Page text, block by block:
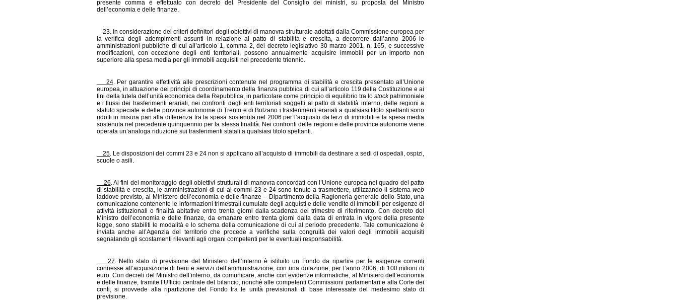
presente comma è effettuato con decreto del Presidente del Consiglio dei ministri, su proposta del Ministro
dell’economia e delle finanze.
23. In considerazione dei criteri definitori degli obiettivi di manovra strutturale adottati dalla Commissione europea per
la verifica degli adempimenti assunti in relazione al patto di stabilità e crescita, a decorrere dall’anno 2006 le
amministrazioni pubbliche di cui all’articolo 1, comma 2, del decreto legislativo 30 marzo 2001, n. 165, e successive
modificazioni, con eccezione degli enti territoriali, possono annualmente acquisire immobili per un importo non
superiore alla spesa media per gli immobili acquisiti nel precedente triennio.
24. Per garantire effettività alle prescrizioni contenute nel programma di stabilità e crescita presentato all’Unione
europea, in attuazione dei princìpi di coordinamento della finanza pubblica di cui all’articolo 119 della Costituzione e ai
fini della tutela dell’unità economica della Repubblica, in particolare come principio di equilibrio tra lostockpatrimoniale
e i flussi dei trasferimenti erariali, nei confronti degli enti territoriali soggetti al patto di stabilità interno, delle regioni a
statuto speciale e delle province autonome di Trento e di Bolzano i trasferimenti erariali a qualsiasi titolo spettanti sono
ridotti in misura pari alla differenza tra la spesa sostenuta nel 2006 per l’acquisto da terzi di immobili e la spesa media
sostenuta nel precedente quinquennio per la stessa finalità. Nei confronti delle regioni e delle province autonome viene
operata un’analoga riduzione sui trasferimenti statali a qualsiasi titolo spettanti.
25. Le disposizioni dei commi 23 e 24 non si applicano all’acquisto di immobili da destinare a sedi di ospedali, ospizi,
scuole o asili.
26. Ai fini del monitoraggio degli obiettivi strutturali di manovra concordati con l’Unione europea nel quadro del patto
di stabilità e crescita, le amministrazioni di cui ai commi 23 e 24 sono tenute a trasmettere, utilizzando il sistemaweb
laddove previsto, al Ministero dell’economia e delle finanze – Dipartimento della Ragioneria generale dello Stato, una
comunicazione contenente le informazioni trimestrali cumulate degli acquisti e delle vendite di immobili per esigenze di
attività istituzionali o finalità abitative entro trenta giorni dalla scadenza del trimestre di riferimento. Con decreto del
Ministro dell’economia e delle finanze, da emanare entro trenta giorni dalla data di entrata in vigore della presente
legge, sono stabiliti le modalità e lo schema della comunicazione di cui al periodo precedente. Tale comunicazione è
inviata anche all’Agenzia del territorio che procede a verifiche sulla congruità dei valori degli immobili acquisiti
segnalando gli scostamenti rilevanti agli organi competenti per le eventuali responsabilità.
27. Nello stato di previsione del Ministero dell’interno è istituito un Fondo da ripartire per le esigenze correnti
connesse all’acquisizione di beni e servizi dell’amministrazione, con una dotazione, per l’anno 2006, di 100 milioni di
euro. Con decreti del Ministro dell’interno, da comunicare, anche con evidenze informatiche, al Ministero dell’economia
e delle finanze, tramite l’Ufficio centrale del bilancio, nonchè alle competenti Commissioni parlamentari e alla Corte dei
conti, si provvede alla ripartizione del Fondo tra le unità previsionali di base interessate del medesimo stato di
previsione.